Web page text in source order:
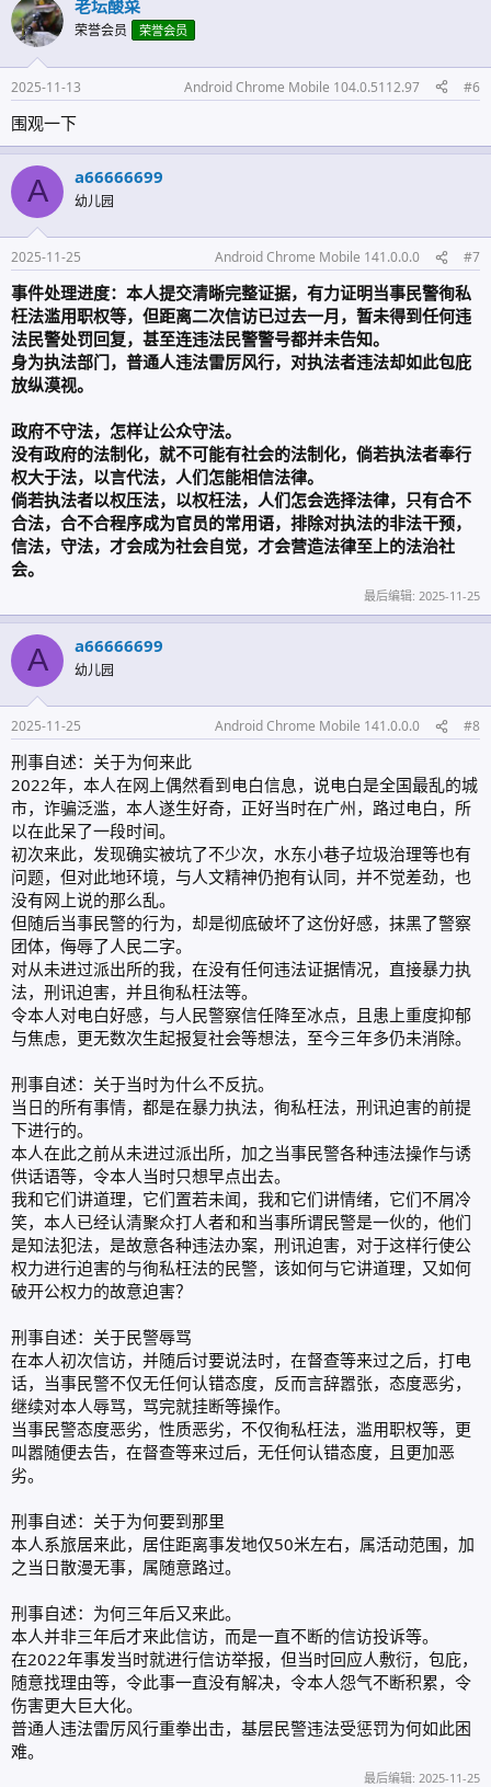
老坛酸菜
荣誉会员 荣誉会员
2025-11-13 Android Chrome Mobile 104.0.5112.97 #6
围观一下
A a66666699
幼儿园
2025-11-25 Android Chrome Mobile 141.0.0.0 #7
事件处理进度：本人提交清晰完整证据，有力证明当事民警徇私
枉法滥用职权等，但距离二次信访已过去一月，暂未得到任何违
法民警处罚回复，甚至连违法民警警号都并未告知。
身为执法部门，普通人违法雷厉风行，对执法者违法却如此包庇
放纵漠视。
政府不守法，怎样让公众守法。
没有政府的法制化，就不可能有社会的法制化，倘若执法者奉行
权大于法，以言代法，人们怎能相信法律。
倘若执法者以权压法，以权枉法，人们怎会选择法律，只有合不
合法，合不合程序成为官员的常用语，排除对执法的非法干预，
信法，守法，才会成为社会自觉，才会营造法律至上的法治社
会。
最后编辑: 2025-11-25
A a66666699
幼儿园
2025-11-25 Android Chrome Mobile 141.0.0.0 #8
刑事自述：关于为何来此
2022年，本人在网上偶然看到电白信息，说电白是全国最乱的城
市，诈骗泛滥，本人遂生好奇，正好当时在广州，路过电白，所
以在此呆了一段时间。
初次来此，发现确实被坑了不少次，水东小巷子垃圾治理等也有
问题，但对此地环境，与人文精神仍抱有认同，并不觉差劲，也
没有网上说的那么乱。
但随后当事民警的行为，却是彻底破坏了这份好感，抹黑了警察
团体，侮辱了人民二字。
对从未进过派出所的我，在没有任何违法证据情况，直接暴力执
法，刑讯迫害，并且徇私枉法等。
令本人对电白好感，与人民警察信任降至冰点，且患上重度抑郁
与焦虑，更无数次生起报复社会等想法，至今三年多仍未消除。
刑事自述：关于当时为什么不反抗。
当日的所有事情，都是在暴力执法，徇私枉法，刑讯迫害的前提
下进行的。
本人在此之前从未进过派出所，加之当事民警各种违法操作与诱
供话语等，令本人当时只想早点出去。
我和它们讲道理，它们置若未闻，我和它们讲情绪，它们不屑冷
笑，本人已经认清聚众打人者和和当事所谓民警是一伙的，他们
是知法犯法，是故意各种违法办案，刑讯迫害，对于这样行使公
权力进行迫害的与徇私枉法的民警，该如何与它讲道理，又如何
破开公权力的故意迫害？
刑事自述：关于民警辱骂
在本人初次信访，并随后讨要说法时，在督查等来过之后，打电
话，当事民警不仅无任何认错态度，反而言辞嚣张，态度恶劣，
继续对本人辱骂，骂完就挂断等操作。
当事民警态度恶劣，性质恶劣，不仅徇私枉法，滥用职权等，更
叫嚣随便去告，在督查等来过后，无任何认错态度，且更加恶
劣。
刑事自述：关于为何要到那里
本人系旅居来此，居住距离事发地仅50米左右，属活动范围，加
之当日散漫无事，属随意路过。
刑事自述：为何三年后又来此。
本人并非三年后才来此信访，而是一直不断的信访投诉等。
在2022年事发当时就进行信访举报，但当时回应人敷衍，包庇，
随意找理由等，令此事一直没有解决，令本人怨气不断积累，令
伤害更大巨大化。
普通人违法雷厉风行重拳出击，基层民警违法受惩罚为何如此困
难。
最后编辑: 2025-11-25